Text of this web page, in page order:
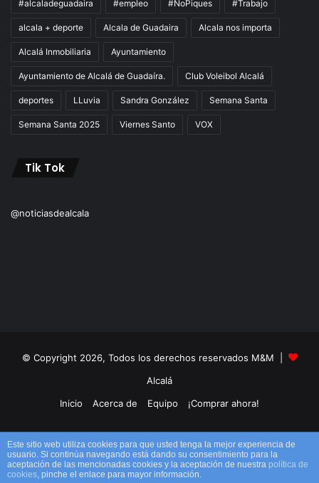
#alcaladeguadaira #empleo #NoPiques #Trabajo
alcala + deporte Alcala de Guadaira Alcala nos importa
Alcalá Inmobiliaria Ayuntamiento
Ayuntamiento de Alcalá de Guadaíra. Club Voleibol Alcalá
deportes LLuvia Sandra González Semana Santa
Semana Santa 2025 Viernes Santo VOX
Tik Tok
@noticiasdealcala
© Copyright 2026, Todos los derechos reservados M&M |
Alcalá
Inicio
Acerca de Equipo ¡Comprar ahora!
Facebook YouTubeInstagramTikTok RSS
Este sitio web utiliza cookies para que usted tenga la mejor experiencia de
usuario. Si continúa navegando está dando su consentimiento para la
aceptación de las mencionadas cookies y la aceptación de nuestra política de
cookies, pinche el enlace para mayor información.